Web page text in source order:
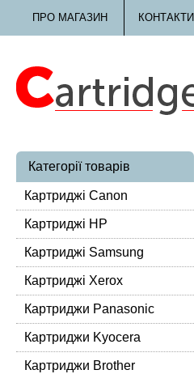
ПРО МАГАЗИН КОНТАКТИ
Категорії товарів
Картриджі Canon
Картриджі HP
Картриджі Samsung
Картриджі Xerox
Картриджи Panasonic
Картриджи Kyocera
Картриджи Brother